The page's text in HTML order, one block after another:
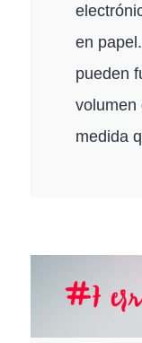
en
pueden
volumen
medida